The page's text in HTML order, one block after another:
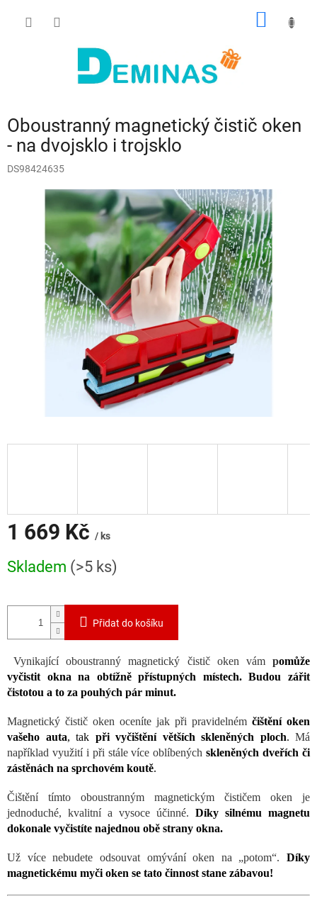
Oboustranný magnetický čistič oken
- na dvojsklo i trojsklo
DS98424635
1 669 Kč / ks
cena:
Skladem (>5 ks)
Přidat do košíku
Vynikající oboustranný magnetický čistič oken vámpomůže
vyčistit okna na obtížně přístupných místech. Budou zářit
čistotou a to za pouhých pár minut.
Magnetický čistič oken oceníte jak při pravidelném čištění oken
vašeho auta, tak při vyčištění větších skleněných ploch. Má
například využití i při stále více oblíbenýchskleněných dveřích či
zástěnách na sprchovém koutě.
Čištění tímto oboustranným magnetickým čističem oken je
jednoduché, kvalitní a vysoce účinné. Díky silnému magnetu
dokonale vyčistíte najednou obě strany okna.
Už více nebudete odsouvat omývání oken na „potom“. Díky
magnetickému myči oken se tato činnost stane zábavou!